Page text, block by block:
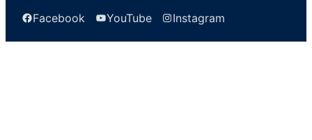
Facebook YouTube Instagram
Kontak Info